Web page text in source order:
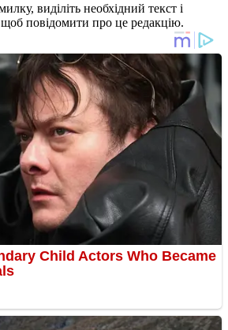
виділіть необхідний текст і
повідомити про це редакцію.